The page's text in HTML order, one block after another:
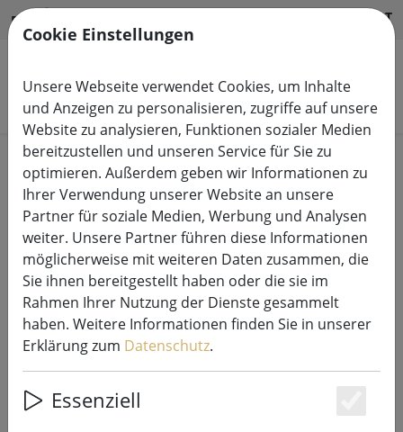
DE HILFE & SUPPORT
Produkte suchen
Start Lichterketten
Sirius Solar-Lichterkette Marcus
Erweiterung 10 LED 3 m klar
Cookie Einstellungen
Unsere Webseite verwendet Cookies, um Inhalte
und Anzeigen zu personalisieren, zugriffe auf unsere
Website zu analysieren, Funktionen sozialer Medien
bereitzustellen und unseren Service für Sie zu
optimieren. Außerdem geben wir Informationen zu
Ihrer Verwendung unserer Website an unsere
Partner für soziale Medien, Werbung und Analysen
weiter. Unsere Partner führen diese Informationen
möglicherweise mit weiteren Daten zusammen, die
Sie ihnen bereitgestellt haben oder die sie im
Rahmen Ihrer Nutzung der Dienste gesammelt
haben. Weitere Informationen finden Sie in unserer
Erklärung zum Datenschutz.
Essenziell